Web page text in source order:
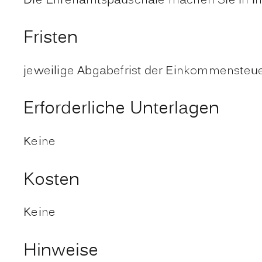
Fristen
jeweilige Abgabefrist der
Erforderliche Unterlagen
Keine
Kosten
Keine
Hinweise